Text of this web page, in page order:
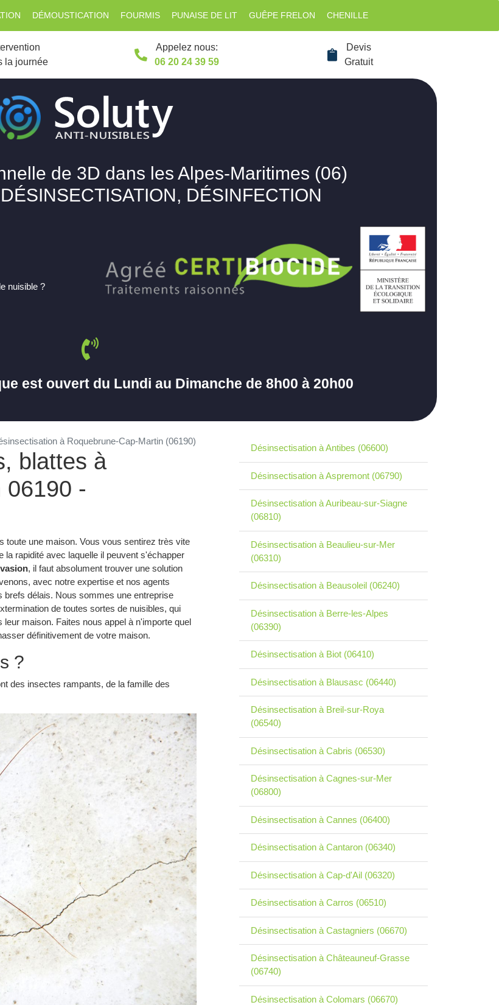
DÉMOUSTICATION FOURMIS PUNAISE DE LIT GUÊPE FRELON CHENILLE
la journée
Appelez nous:
06 20 24 39 59
Devis
Gratuit
de 3D dans les Alpes-Maritimes (06)
DÉSINFECTION
nuisible ?
est ouvert du Lundi au Dimanche de 8h00 à 20h00
à Roquebrune-Cap-Martin (06190)
blattes à
06190 -
toute une maison. Vous vous sentirez très vite
rapidité avec laquelle il peuvent s'échapper
, il faut absolument trouver une solution
avec notre expertise et nos agents
brefs délais. Nous sommes une entreprise
de toutes sortes de nuisibles, qui
maison. Faites nous appel à n'importe quel
définitivement de votre maison.
?
des insectes rampants, de la famille des
Désinsectisation à Antibes (06600)
Désinsectisation à Aspremont (06790)
Désinsectisation à Auribeau-sur-Siagne
(06810)
Désinsectisation à Beaulieu-sur-Mer
(06310)
Désinsectisation à Beausoleil (06240)
Désinsectisation à Berre-les-Alpes
(06390)
Désinsectisation à Biot (06410)
Désinsectisation à Blausasc (06440)
Désinsectisation à Breil-sur-Roya
(06540)
Désinsectisation à Cabris (06530)
Désinsectisation à Cagnes-sur-Mer
(06800)
Désinsectisation à Cannes (06400)
Désinsectisation à Cantaron (06340)
Désinsectisation à Cap-d'Ail (06320)
Désinsectisation à Carros (06510)
Désinsectisation à Castagniers (06670)
Désinsectisation à Châteauneuf-Grasse
(06740)
Désinsectisation à Colomars (06670)